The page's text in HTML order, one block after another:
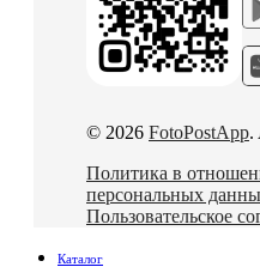
© 2026 FotoPostApp.
Политика в
персональных
Пользовательское
Каталог